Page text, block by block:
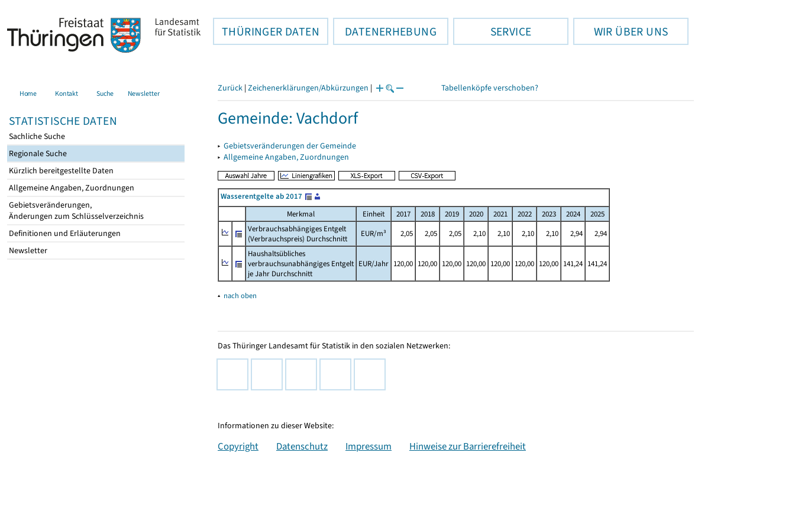
THÜRINGER DATEN DATENERHEBUNG SERVICE WIR ÜBER UNS
Home Kontakt Suche Newsletter
STATISTISCHE DATEN
Sachliche Suche
Regionale Suche
Kürzlich bereitgestellte Daten
Allgemeine Angaben, Zuordnungen
Gebietsveränderungen,
Änderungen zum Schlüsselverzeichnis
Definitionen und Erläuterungen
Newsletter
Zurück | Zeichenerklärungen/Abkürzungen | Tabellenköpfe verschoben?
Gemeinde: Vachdorf
▸ Gebietsveränderungen der Gemeinde
▸ Allgemeine Angaben, Zuordnungen
Wasserentgelte ab 2017
Merkmal
Einheit 2017 2018 2019 2020 2021 2022 2023 2024
2025
Verbrauchsabhängiges Entgelt
(Verbrauchspreis) Durchschnitt
EUR/m³ 2,05 2,05 2,05 2,10 2,10 2,10 2,10 2,94
2,94
Haushaltsübliches
verbrauchsunabhängiges Entgelt
je Jahr Durchschnitt
EUR/Jahr 120,00 120,00 120,00 120,00 120,00 120,00 120,00 141,24 141,24
▴ nach oben
Das Thüringer Landesamt für Statistik in den sozialen Netzwerken:
Informationen zu dieser Website:
Copyright Datenschutz Impressum Hinweise zur Barrierefreiheit